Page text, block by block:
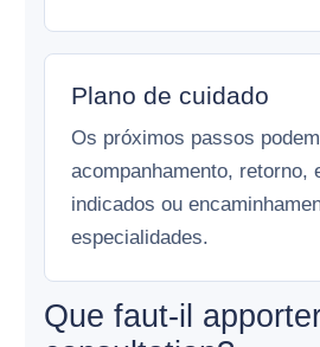
Plano de cuidado
Os próximos passos
acompanhamento, retorno,
indicados ou
especialidades.
Que faut-il